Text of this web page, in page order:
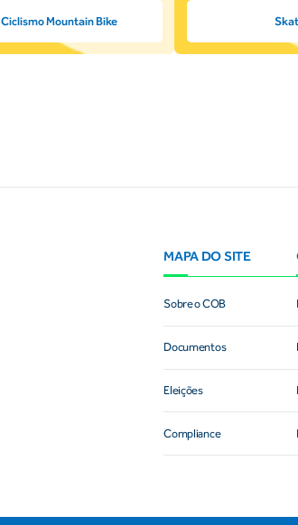
Ciclismo Mountain Bike
MAPA DO SITE
Sobre o COB
Documentos
Eleições
Compliance